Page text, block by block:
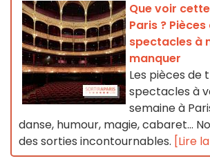
Que voir
Paris ?
spectacles à
manquer
Les pièces de
spectacles à
semaine à
danse, humour, magie, cabaret…
des sorties incontournables. [Lire